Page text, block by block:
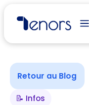
Retour au Blog
📝 Infos